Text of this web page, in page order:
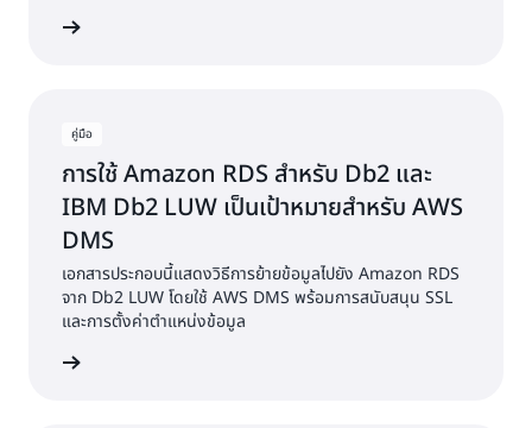
คู่มือ
การใช้ Amazon RDS สำหรับ Db2 และ
IBM Db2 LUW เป็นเป้าหมายสำหรับ AWS
DMS
เอกสารประกอบนี้แสดงวิธีการย้ายข้อมูลไปยัง Amazon RDS
จาก Db2 LUW โดยใช้ AWS DMS พร้อมการสนับสนุน SSL
และการตั้งค่าตำแหน่งข้อมูล